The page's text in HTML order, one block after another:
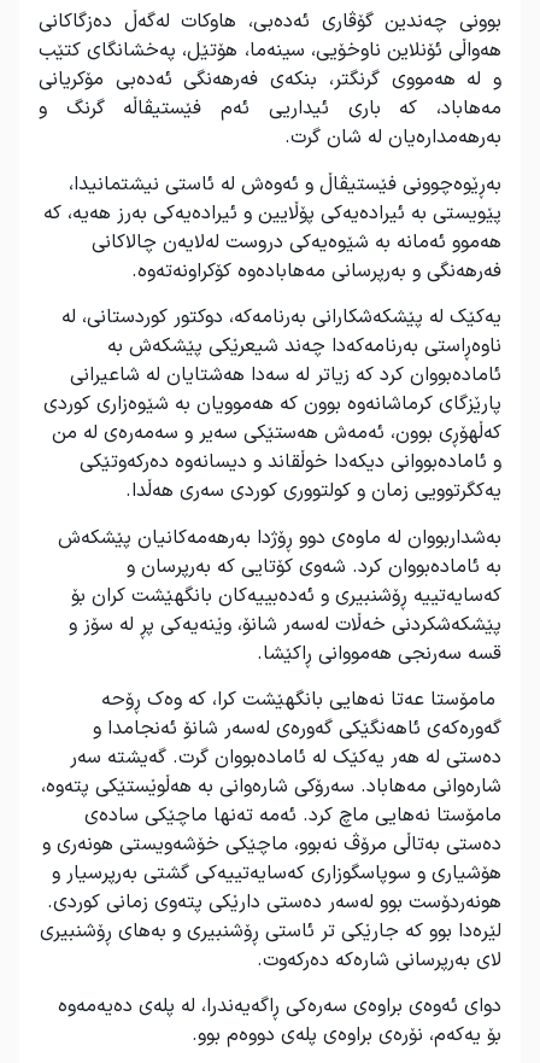
بوونی چەندین گۆڤاری ئەدەبی، هاوکات لەگەڵ دەزگاکانی
هەواڵی ئۆنلاین ناوخۆیی، سینەما، هۆتێل، پەخشانگای کتێب
و لە هەمووی گرنگتر، بنکەی فەرهەنگی ئەدەبی مۆکریانی
مەهاباد، کە باری ئیداریی ئەم فێستیڤاڵە گرنگ و
بەرهەمدارەیان لە شان گرت.
بەڕێوەچوونی فێستیڤاڵ و ئەوەش لە ئاستی نیشتمانیدا،
پێویستی بە ئیرادەیەکی پۆڵایین و ئیرادەیەکی بەرز هەیە، کە
هەموو ئەمانە بە شێوەیەکی دروست لەلایەن چالاکانی
فەرهەنگی و بەرپرسانی مەهابادەوە کۆکراونەتەوە.
یەکێک لە پێشکەشکارانی بەرنامەکە، دوکتور کوردستانی، لە
ناوەڕاستی بەرنامەکەدا چەند شیعرێکی پێشکەش بە
ئامادەبووان کرد کە زیاتر لە سەدا هەشتایان لە شاعیرانی
پارێزگای کرماشانەوە بوون کە هەموویان بە شێوەزاری کوردی
کەڵهۆڕی بوون، ئەمەش هەستێکی سەیر و سەمەرەی لە من
و ئامادەبووانی دیکەدا خوڵقاند و دیسانەوە دەرکەوتێکی
یەکگرتوویی زمان و کولتووری کوردی سەری هەڵدا.
بەشداربووان لە ماوەی دوو ڕۆژدا بەرهەمەکانیان پێشکەش
بە ئامادەبووان کرد. شەوی کۆتایی کە بەرپرسان و
کەسایەتییە ڕۆشنبیری و ئەدەبییەکان بانگهێشت کران بۆ
پێشکەشکردنی خەڵات لەسەر شانۆ، وێنەیەکی پڕ لە سۆز و
قسە سەرنجی هەمووانی ڕاکێشا.
مامۆستا عەتا نەهایی بانگهێشت کرا، کە وەک ڕۆحە
گەورەکەی ئاهەنگێکی گەورەی لەسەر شانۆ ئەنجامدا و
دەستی لە هەر یەکێک لە ئامادەبووان گرت. گەیشتە سەر
شارەوانی مەهاباد. سەرۆکی شارەوانی بە هەڵوێستێکی پتەوە،
مامۆستا نەهایی ماچ کرد. ئەمە تەنها ماچێکی سادەی
دەستی بەتاڵی مرۆڤ نەبوو، ماچێکی خۆشەویستی هونەری و
هۆشیاری و سوپاسگوزاری کەسایەتییەکی گشتی بەرپرسیار و
هونەردۆست بوو لەسەر دەستی دارێکی پتەوی زمانی کوردی.
لێرەدا بوو کە جارێکی تر ئاستی ڕۆشنبیری و بەهای ڕۆشنبیری
لای بەرپرسانی شارەکە دەرکەوت.
دوای ئەوەی براوەی سەرەکی ڕاگەیەندرا، لە پلەی دەیەمەوە
بۆ یەکەم، نۆرەی براوەی پلەی دووەم بوو.